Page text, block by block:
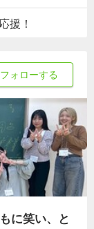
援！
フォローする
に笑い、と